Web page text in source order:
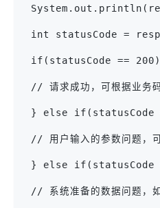
int statusCode =
if(statusCode ==
// 请求成功，可根据业务
} else if(statusCode
// 用户输入的参数问题，
} else if(statusCode
// 系统准备的数据问题，